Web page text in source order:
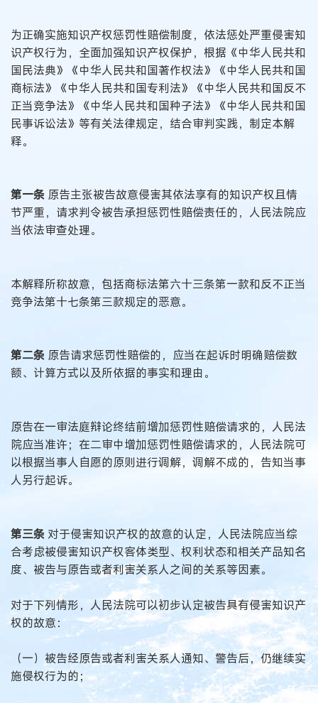
为正确实施知识产权惩罚性赔偿制度，依法惩处严重侵害知
识产权行为，全面加强知识产权保护，根据《中华人民共和
国民法典》《中华人民共和国著作权法》《中华人民共和国
商标法》《中华人民共和国专利法》《中华人民共和国反不
正当竞争法》《中华人民共和国种子法》《中华人民共和国
民事诉讼法》等有关法律规定，结合审判实践，制定本解
释。
第一条 原告主张被告故意侵害其依法享有的知识产权且情
节严重，请求判令被告承担惩罚性赔偿责任的，人民法院应
当依法审查处理。
本解释所称故意，包括商标法第六十三条第一款和反不正当
竞争法第十七条第三款规定的恶意。
第二条 原告请求惩罚性赔偿的，应当在起诉时明确赔偿数
额、计算方式以及所依据的事实和理由。
原告在一审法庭辩论终结前增加惩罚性赔偿请求的，人民法
院应当准许；在二审中增加惩罚性赔偿请求的，人民法院可
以根据当事人自愿的原则进行调解，调解不成的，告知当事
人另行起诉。
第三条 对于侵害知识产权的故意的认定，人民法院应当综
合考虑被侵害知识产权客体类型、权利状态和相关产品知名
度、被告与原告或者利害关系人之间的关系等因素。
对于下列情形，人民法院可以初步认定被告具有侵害知识产
权的故意：
（一）被告经原告或者利害关系人通知、警告后，仍继续实
施侵权行为的；